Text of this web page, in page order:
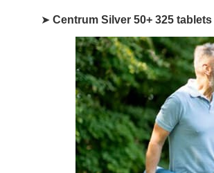
➤ Centrum Silver 50+ 325 tablets